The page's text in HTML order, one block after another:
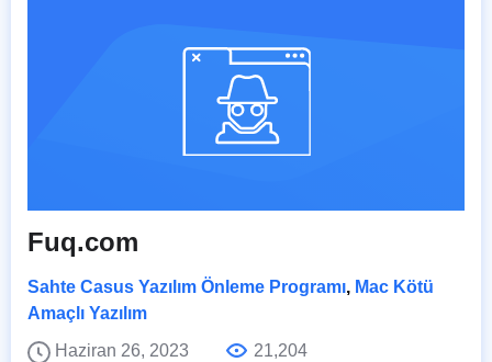
Fuq.com
Sahte Casus Yazılım Önleme Programı, Mac Kötü
Amaçlı Yazılım
Haziran 26, 2023
21,204